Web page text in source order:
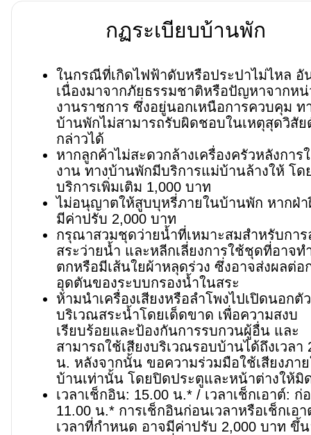
กฏระเบียบบ้านพัก
ในกรณีที่เกิดไฟฟ้าดับหรือประปาไม่ไหล อั
เนื่องมาจากภัยธรรมชาติหรือปัญหาจากหน่
งานราชการ ซึ่งอยู่นอกเหนือการควบคุม ท
บ้านพักไม่สามารถรับผิดชอบในเหตุสุดวิสัย
กล่าวได้
หากลูกค้าไม่สะดวกล้างเครื่องครัวหลังการ
งาน ทางบ้านพักมีบริการแม่บ้านล้างให้ โด
บริการเพิ่มเติม 1,000 บาท
ไม่อนุญาตให้สูบบุหรี่ภายในบ้านพัก หากฝ่
มีค่าปรับ 2,000 บาท
กรุณาสวมชุดว่ายน้ำที่เหมาะสมสำหรับการ
สระว่ายน้ำ และหลีกเลี่ยงการใช้ชุดที่อาจท
ตกหรือมีเส้นใยผ้าหลุดร่วง ซึ่งอาจส่งผลต่อ
อุดตันของระบบกรองน้ำในสระ
ห้ามนำเครื่องเสียงหรือลำโพงไปเปิดนอกตั
บริเวณสระน้ำโดยเด็ดขาด เพื่อความสงบ
เรียบร้อยและป้องกันการรบกวนผู้อื่น และ
สามารถใช้เสียงบริเวณรอบบ้านได้ถึงเวลา
น. หลังจากนั้น ขอความร่วมมือใช้เสียงภา
บ้านเท่านั้น โดยปิดประตูและหน้าต่างให้มิ
เวลาเช็กอิน: 15.00 น.* / เวลาเช็กเอาต์: ก่
11.00 น.* การเช็กอินก่อนเวลาหรือเช็กเอ
เวลาที่กำหนด อาจมีค่าปรับ 2,000 บาท ขึ้